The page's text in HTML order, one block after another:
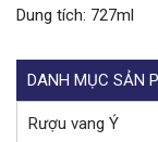
Dung tích: 727ml
DANH MỤC SẢN
Rượu vang Ý